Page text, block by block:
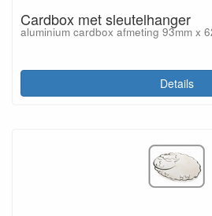
Cardbox met sleutelhanger
aluminium cardbox afmeting 93mm x
Details